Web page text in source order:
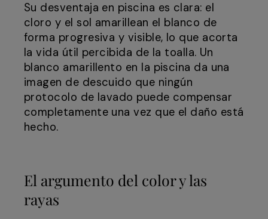
Su desventaja en piscina es clara: el
cloro y el sol amarillean el blanco de
forma progresiva y visible, lo que acorta
la vida útil percibida de la toalla. Un
blanco amarillento en la piscina da una
imagen de descuido que ningún
protocolo de lavado puede compensar
completamente una vez que el daño está
hecho.
El argumento del color y las
rayas